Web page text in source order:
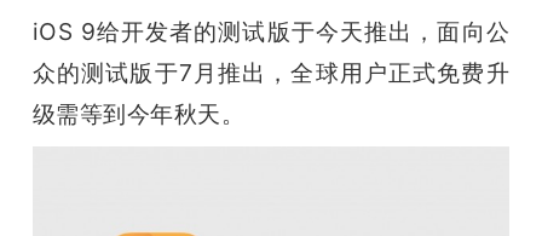
iOS 9给开发者的测试版于今天推出，面向公
众的测试版于7月推出，全球用户正式免费升
级需等到今年秋天。